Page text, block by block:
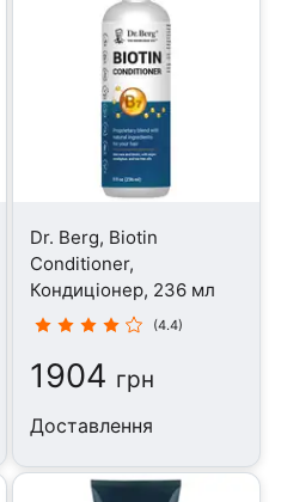
Dr. Berg, Biotin
Conditioner,
Кондиціонер, 236 мл
(4.4)
1904 грн
Доставлення